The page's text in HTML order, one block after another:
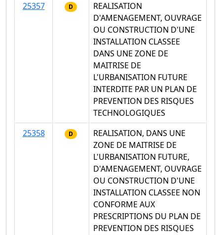
25357
D
REALISATION
D'AMENAGEMENT, OUVRAGE
OU CONSTRUCTION D'UNE
INSTALLATION CLASSEE
DANS UNE ZONE DE
MAITRISE DE
L'URBANISATION FUTURE
INTERDITE PAR UN PLAN DE
PREVENTION DES RISQUES
TECHNOLOGIQUES
25358
D
REALISATION, DANS UNE
ZONE DE MAITRISE DE
L'URBANISATION FUTURE,
D'AMENAGEMENT, OUVRAGE
OU CONSTRUCTION D'UNE
INSTALLATION CLASSEE NON
CONFORME AUX
PRESCRIPTIONS DU PLAN DE
PREVENTION DES RISQUES